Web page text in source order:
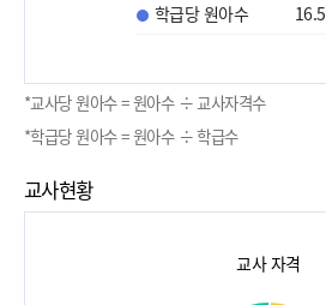
학급당 원아수
16.5
*교사당 원아수 = 원아수 ÷ 교사자격수
*학급당 원아수 = 원아수 ÷ 학급수
교사현황
교사 자격